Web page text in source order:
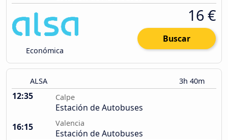
Económica
16 €
Buscar
ALSA 3h 40m
12:35 Calpe
Estación de Autobuses
16:15
Valencia
Estación de Autobuses